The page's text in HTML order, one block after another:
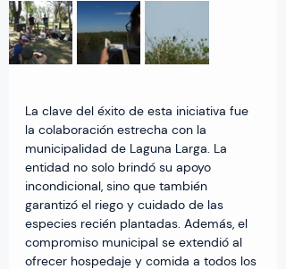
La clave del éxito de esta iniciativa fue
la colaboración estrecha con la
municipalidad de Laguna Larga. La
entidad no solo brindó su apoyo
incondicional, sino que también
garantizó el riego y cuidado de las
especies recién plantadas. Además, el
compromiso municipal se extendió al
ofrecer hospedaje y comida a todos los